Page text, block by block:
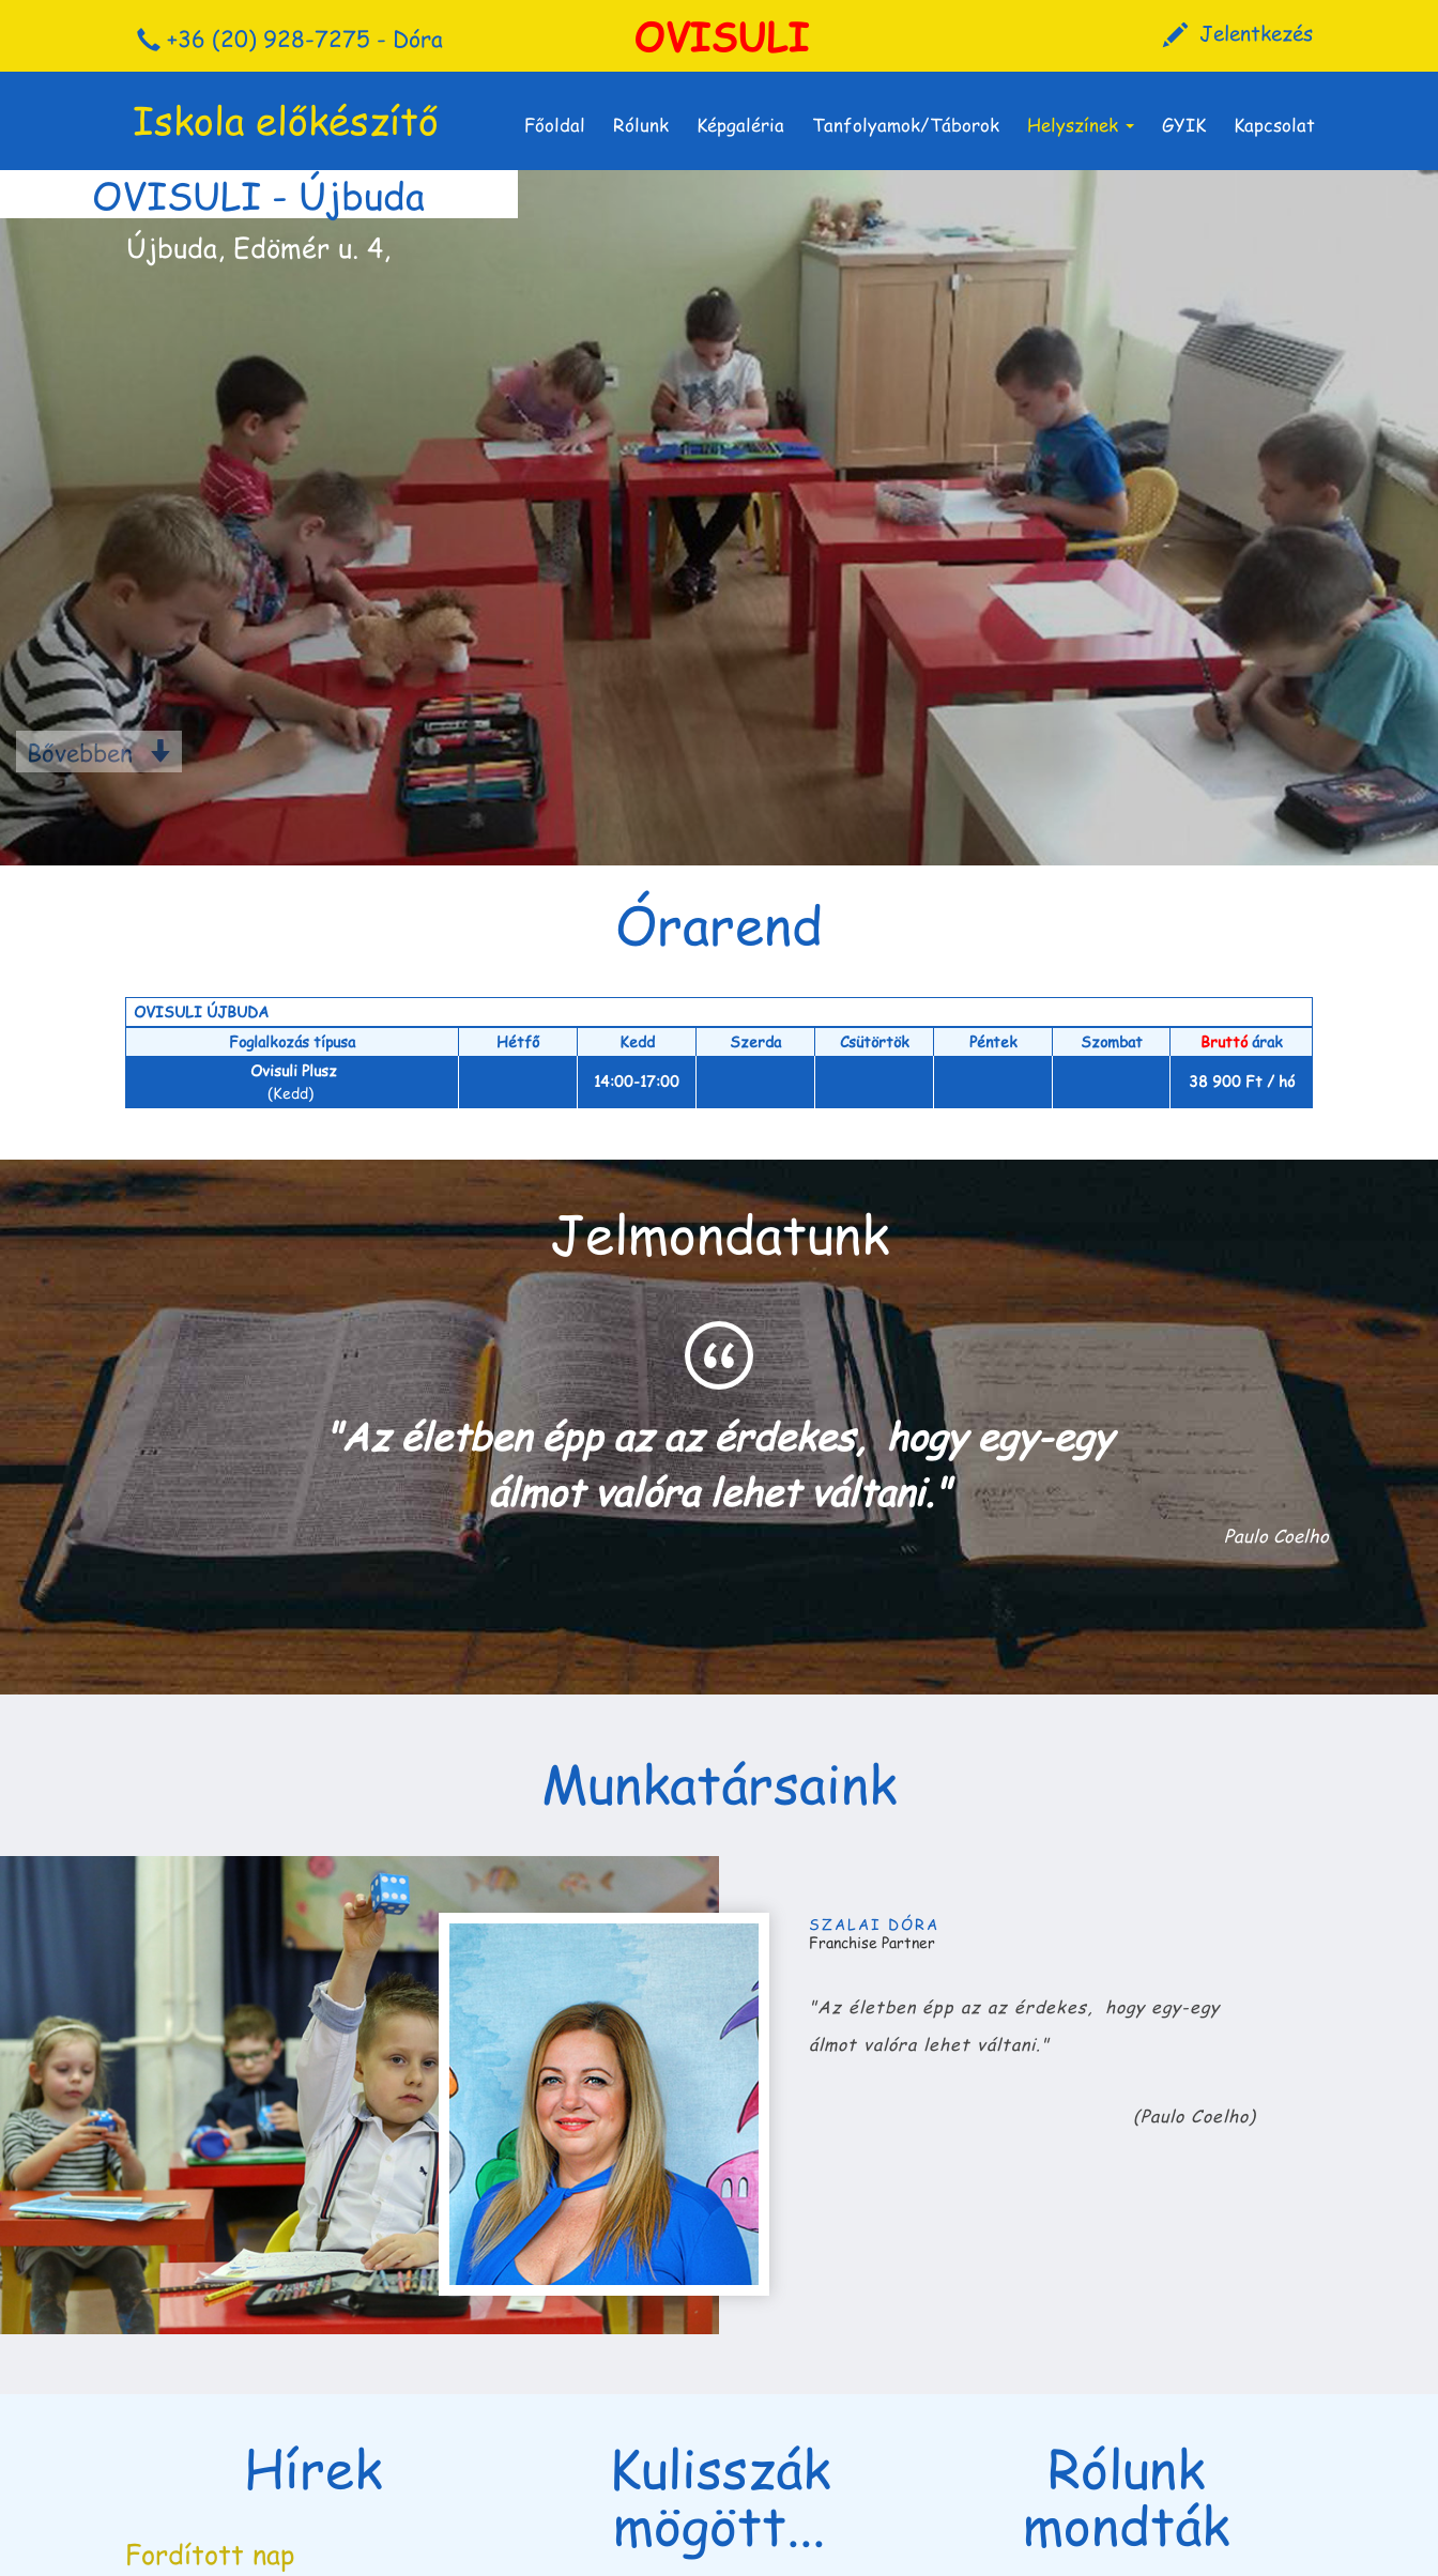
+36 (20) 928-7275 - Dóra OVISULI Jelentkezés
Iskola előkészítő Főoldal Rólunk Képgaléria Tanfolyamok/Táborok Helyszínek GYIK Kapcsolat
OVISULI - Újbuda
Újbuda, Edömér u. 4,
Bővebben
Órarend
OVISULI ÚJBUDA
Foglalkozás típusa
Hétfő Kedd Szerda Csütörtök Péntek Szombat Bruttóárak
Ovisuli Plusz
(Kedd)
14:00-17:00 38 900 Ft / hó
Jelmondatunk
​"Az életben épp az az érdekes,​ ​ hogy egy-egy
álmot valóra lehet váltani."
Paulo Coelho
Munkatársaink
SZALAI DÓRA
Franchise Partner
"Az életben épp az az érdekes,​ ​ hogy egy-egy
álmot valóra lehet váltani."
(Paulo Coelho)
Hírek
Fordított nap
Kulisszák
mögött...
Rólunk
mondták